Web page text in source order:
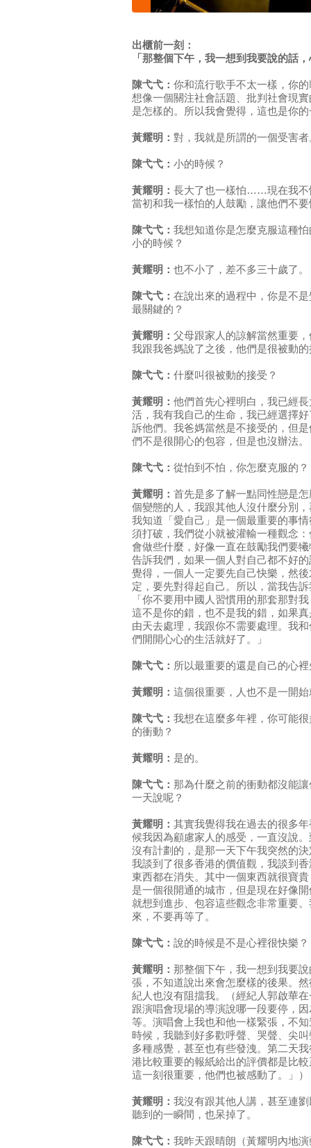
出櫃前一刻：
「那整個下午，我一想到我要說的話
陳弋弋： 你和流行歌手不太一樣，你
想像一個關注社會話題、批判社會現
是怎樣的。所以我會覺得，這也是你
黃耀明： 對，我就是所謂的一個受害
陳弋弋： 小的時候？
黃耀明： 長大了也一樣怕……現在我不
當初和我一樣怕的人鼓勵，讓他們不要
陳弋弋： 我想知道你是怎麼克服這種
小的時候？
黃耀明： 也不小了，差不多三十歲了。
陳弋弋： 在說出來的過程中，你是不
最關鍵的？
黃耀明： 父母跟家人的諒解當然重要
我跟我爸媽說了之後，他們是很被動
陳弋弋： 什麼叫很被動的接受？
黃耀明： 他們首先心裡明白，我已經
活，我有我自己的生命，我已經選擇
訴他們。我爸媽當然是不接受的，但
們不是很開心的包容，但是也沒辦法。
陳弋弋： 從怕到不怕，你怎麼克服的？
黃耀明： 首先是多了解一點同性戀是
個變態的人，我跟其他人沒什麼分別
我知道「愛自己」是一個最重要的事
須打破，我們從小就被灌輸一種觀念
會做些什麼，好像一直在鼓勵我們要
告訴我們，如果一個人對自己都不好
覺得，一個人一定要先自己快樂，然
定，要先對得起自己。所以，當我告
「你不要用中國人習慣用的那套那對
這不是你的錯，也不是我的錯，如果
由天去處理，我跟你不需要處理。我
們開開心心的生活就好了。」
陳弋弋： 所以最重要的還是自己的心
黃耀明： 這個很重要，人也不是一開
陳弋弋： 我想在這麼多年裡，你可能
的衝動？
黃耀明： 是的。
陳弋弋： 那為什麼之前的衝動都沒能
一天說呢？
黃耀明： 其實我覺得我在過去的很多
候我因為顧慮家人的感受，一直沒說
沒有計劃的，是那一天下午我突然的
我談到了很多香港的價值觀，我談到
東西都在消失。其中一個東西就很寶
是一個很開通的城市，但是現在好像
就想到進步、包容這些觀念非常重要
來，不要再等了。
陳弋弋： 說的時候是不是心裡很快樂？
黃耀明： 那整個下午，我一想到我要
張，不知道說出來會怎麼樣的後果。
紀人也沒有阻擋我。（經紀人郭啟華
跟演唱會現場的導演說哪一段要停，
等。演唱會上我也和他一樣緊張，不
時候，我聽到好多歡呼聲、哭聲、尖
多種感覺，甚至也有些發洩。第二天
港比較重要的報紙給出的評價都是比
這一刻很重要，他們也被感動了。」）
黃耀明： 我沒有跟其他人講，甚至連
聽到的一瞬間，也呆掉了。
陳弋弋： 我昨天跟晴朗（黃耀明內地